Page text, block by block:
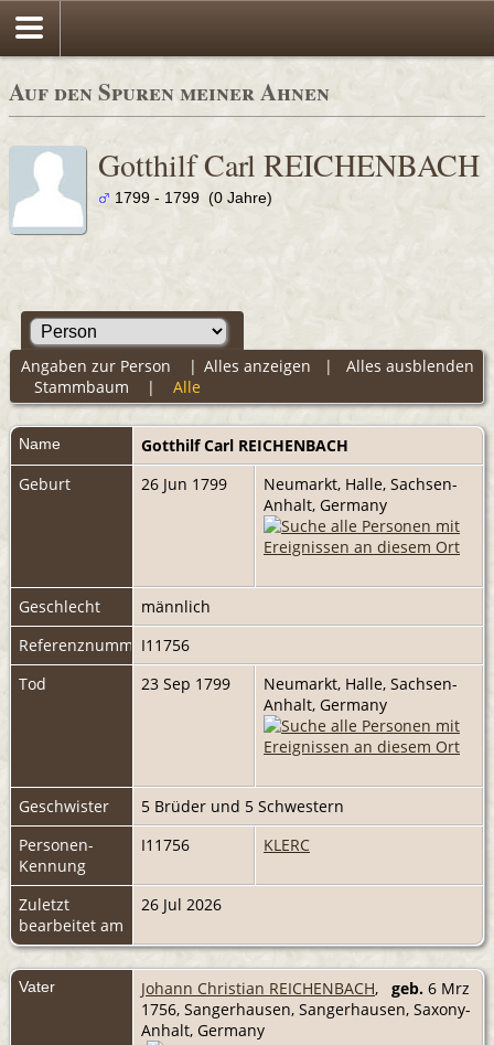
Auf den Spuren meiner Ahnen
Gotthilf Carl REICHENBACH
1799 - 1799 (0 Jahre)
Alles anzeigen | Alles ausblenden
Angaben zur Person |
Stammbaum | Alle
Name Gotthilf Carl REICHENBACH
Geburt
26 Jun 1799
Neumarkt, Halle, Sachsen-
Anhalt, Germany
Geschlecht
männlich
ReferenznummerI11756
Tod
23 Sep 1799
Neumarkt, Halle, Sachsen-
Anhalt, Germany
Geschwister
5 Brüder und 5 Schwestern
Personen-
Kennung
I11756 KLERC
Zuletzt
bearbeitet am
26 Jul 2026
Vater Johann Christian REICHENBACH, geb. 6 Mrz
1756, Sangerhausen, Sangerhausen, Saxony-
Anhalt, Germany